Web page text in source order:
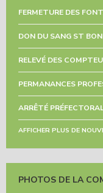
FERMETURE DES
DON DU SANG ST
RELEVÉ DES
PERMANANCES
ARRÊTÉ
AFFICHER PLUS DE
PHOTOS DE LA